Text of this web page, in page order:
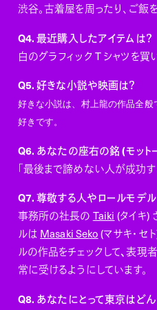
渋谷。古着屋を周ったり、ご飯
Q4. 最近購入したアイテムは？
白のグラフィック T シャツを買
Q5. 好きな小説や映画は？
好きな小説は、村上龍の作品全
好きです。
Q6. あなたの座右の銘 (モット
「最後まで諦めない人が成功す
Q7. 尊敬する人やロールモデ
事務所の社長の Taiki (タイキ)
ルは Masaki Seko(マサキ・セ
ルの作品をチェックして、表現
常に受けるようにしています。
Q8. あなたにとって東京はどん